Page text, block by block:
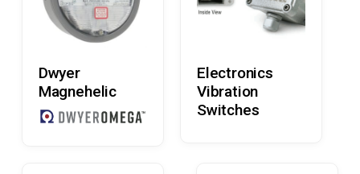
Dwyer
Magnehelic
Electronics
Vibration
Switches